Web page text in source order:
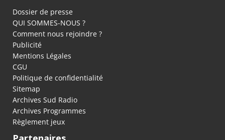
Dossier de presse
QUI SOMMES-NOUS ?
Comment nous rejoindre ?
Publicité
Mentions Légales
CGU
Politique de confidentialité
Sitemap
Archives Sud Radio
Archives Programmes
Règlement jeux